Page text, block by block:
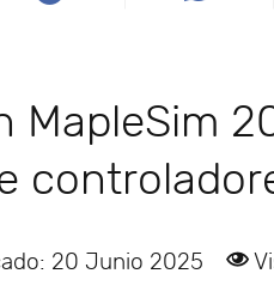
MapleSim
20 Junio 2025